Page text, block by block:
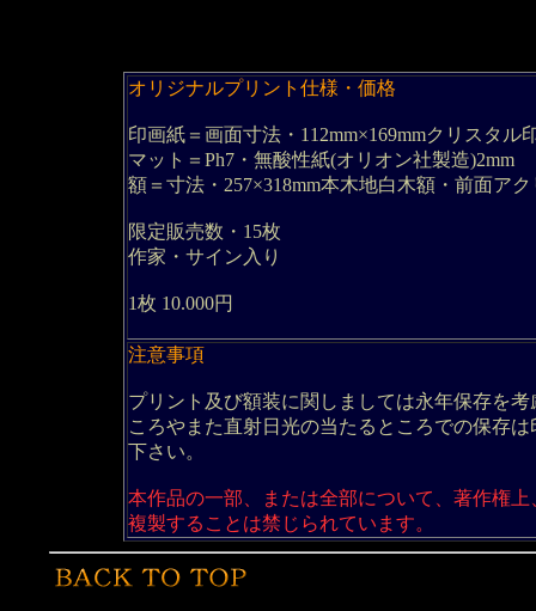
オリジナルプリント仕様・価格
印画紙＝画面寸法・112mm×169mmクリスタル
マット＝Ph7・無酸性紙(オリオン社製造)2mm
額＝寸法・257×318mm本木地白木額・前面ア
限定販売数・15枚
作家・サイン入り
1枚 10.000円
注意事項
プリント及び額装に関しましては永年保存を
ころやまた直射日光の当たるところでの保存
下さい。
本作品の一部、または全部について、著作権
複製することは禁じられています。